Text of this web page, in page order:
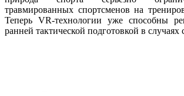
травмированных спортсменов на
Теперь VR-технологии уже способны
ранней тактической подготовкой в случаях